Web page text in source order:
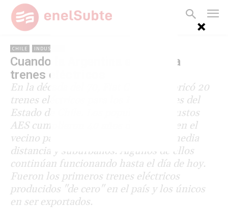
CHILE INDUSTRIA
Cuando la Argentina exportaba
trenes eléctricos
En la década del 70, Fiat Concord fabricó 20
trenes eléctricos para los Ferrocarriles del
Estado de Chile. Los populares y robustos
AES cumplieron 40 años de servicio en el
vecino país, realizando servicios de media
distancia y suburbanos. Algunos de ellos
continúan funcionando hasta el día de hoy.
Fueron los primeros trenes eléctricos
producidos "de cero" en el país y los únicos
en ser exportados.